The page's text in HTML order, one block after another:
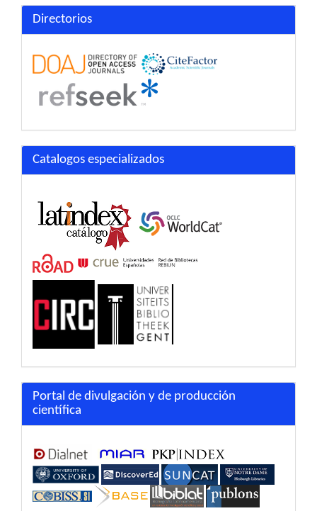
Directorios
Catalogos especializados
Portal de divulgación y de producción
científica